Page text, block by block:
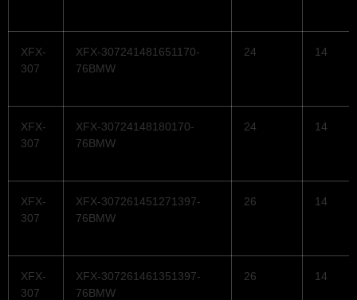
XFX-
307
XFX-307241481651170-
76BMW
24 14
XFX-
307
XFX-30724148180170-
76BMW
24 14
XFX-
307
XFX-307261451271397-
76BMW
26 14
XFX-
307
XFX-307261461351397-
76BMW
26 14